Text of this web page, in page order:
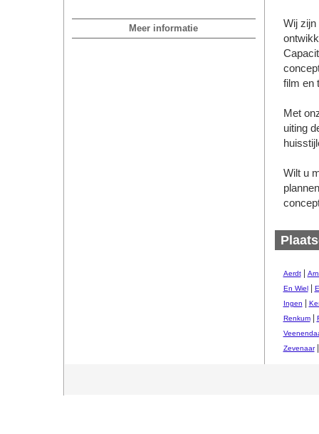
Meer informatie
Wij zijn
film en
Met
uiting
Wilt u
Aerdt|
En Wiel|
Ingen
Renkum|
Zevenaar|